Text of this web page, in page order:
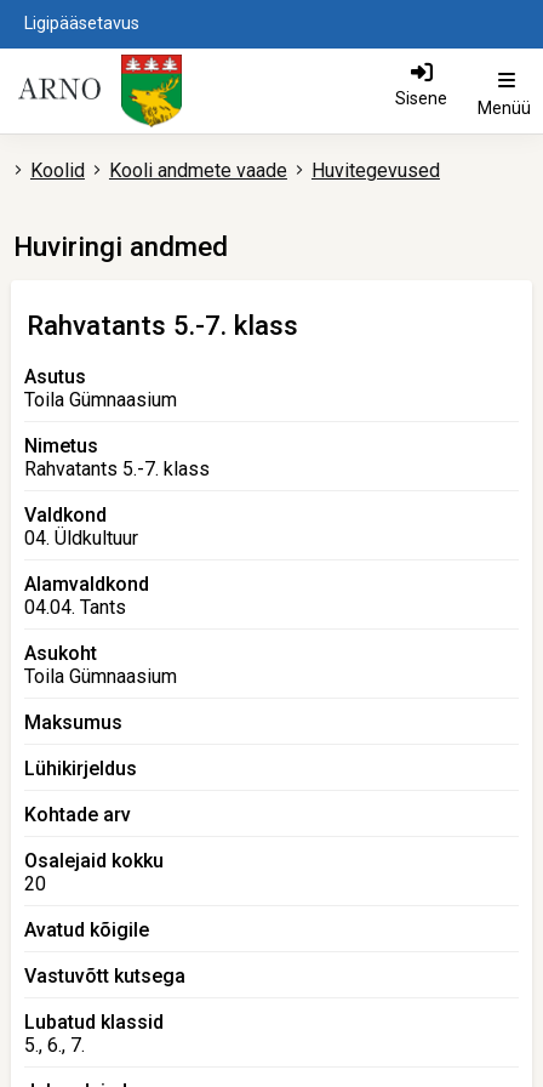
Ligipääsetavus
Menüü
Sisene
Koolid Kooli andmete vaade Huvitegevused
Huviringi andmed
Rahvatants 5.-7. klass
Asutus
Toila Gümnaasium
Nimetus
Rahvatants 5.-7. klass
Valdkond
04. Üldkultuur
Alamvaldkond
04.04. Tants
Asukoht
Toila Gümnaasium
Maksumus
Lühikirjeldus
Kohtade arv
Osalejaid kokku
20
Avatud kõigile
Vastuvõtt kutsega
Lubatud klassid
5., 6., 7.